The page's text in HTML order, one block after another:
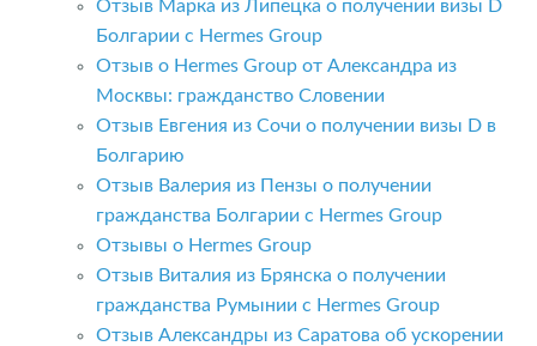
Отзыв Марка из Липецка о получении визы D
Болгарии с Hermes Group
Отзыв о Hermes Group от Александра из
Москвы: гражданство Словении
Отзыв Евгения из Сочи о получении визы D в
Болгарию
Отзыв Валерия из Пензы о получении
гражданства Болгарии с Hermes Group
Отзывы о Hermes Group
Отзыв Виталия из Брянска о получении
гражданства Румынии с Hermes Group
Отзыв Александры из Саратова об ускорении